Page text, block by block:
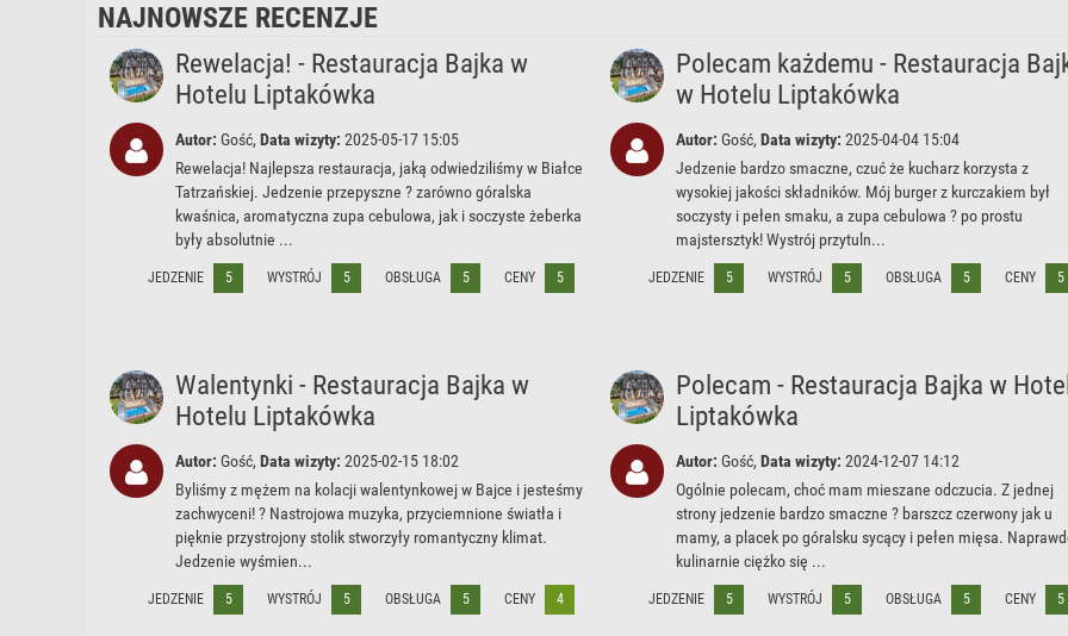
NAJNOWSZE RECENZJE
Rewelacja! - Restauracja Bajka w
Hotelu Liptakówka
Autor: Gość, Data wizyty: 2025-05-17 15:05
Rewelacja! Najlepsza restauracja, jaką odwiedziliśmy w Białce
Tatrzańskiej. Jedzenie przepyszne ? zarówno góralska
kwaśnica, aromatyczna zupa cebulowa, jak i soczyste żeberka
były absolutnie ...
JEDZENIE 5 WYSTRÓJ 5 OBSŁUGA 5 CENY 5
Polecam każdemu - Restauracja
w Hotelu Liptakówka
Autor: Gość, Data wizyty: 2025-04-04 15:04
Jedzenie bardzo smaczne, czuć że kucharz korzysta z
wysokiej jakości składników. Mój burger z kurczakiem był
soczysty i pełen smaku, a zupa cebulowa ? po prostu
majstersztyk! Wystrój przytuln...
JEDZENIE 5 WYSTRÓJ 5 OBSŁUGA 5 CENY 5
Walentynki - Restauracja Bajka w
Hotelu Liptakówka
Autor: Gość, Data wizyty: 2025-02-15 18:02
Byliśmy z mężem na kolacji walentynkowej w Bajce i jesteśmy
zachwyceni! ? Nastrojowa muzyka, przyciemnione światła i
pięknie przystrojony stolik stworzyły romantyczny klimat.
Jedzenie wyśmien...
JEDZENIE 5 WYSTRÓJ 5 OBSŁUGA 5 CENY 4
Polecam - Restauracja Bajka w
Liptakówka
Autor: Gość, Data wizyty: 2024-12-07 14:12
Ogólnie polecam, choć mam mieszane odczucia. Z jednej
strony jedzenie bardzo smaczne ? barszcz czerwony jak u
mamy, a placek po góralsku sycący i pełen mięsa.
kulinarnie ciężko się ...
JEDZENIE 5 WYSTRÓJ 5 OBSŁUGA 5 CENY 5